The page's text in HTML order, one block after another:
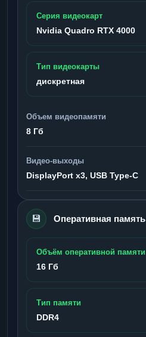
Серия видеокарт
Nvidia Quadro RTX 4000
Тип видеокарты
дискретная
Объем видеопамяти
8 Гб
Видео-выходы
DisplayPort x3, USB Type-C
💾 Оперативная память
Объём оперативной памяти
16 Гб
Тип памяти
DDR4